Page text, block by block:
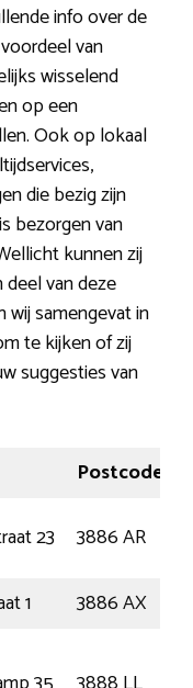
info over de
van
wisselend
op een
Ook op lokaal
die bezig zijn
bezorgen van
kunnen zij
van deze
samengevat in
te kijken of zij
suggesties van
Postcode
23 3886 AR
1 3886 AX